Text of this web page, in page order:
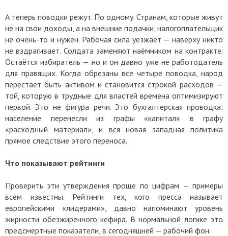
А теперь поводки режут. По одному. Странам, которые живут
не на свои доходы, а на внешние подачки, налогоплательщик
не очень-то и нужен. Рабочая сила уезжает — наверху никто
не вздрагивает. Солдата заменяют наёмником на контракте.
Остаётся избиратель — но и он давно уже не работодатель
для правящих. Когда обрезаны все четыре поводка, народ
перестаёт быть активом и становится строкой расходов —
той, которую в трудные для властей времена оптимизируют
первой. Это не фигура речи. Это бухгалтерская проводка:
население перенесли из графы «капитал» в графу
«расходный материал», и вся новая западная политика
прямое следствие этого переноса.
Что показывают рейтинги
Проверить эти утверждения проще по цифрам — примеры
всем известны. Рейтинги тех, кого пресса называет
европейскими «лидерами», давно напоминают уровень
жирности обезжиренного кефира. В нормальной логике это
предсмертные показатели, в сегодняшней — рабочий фон.